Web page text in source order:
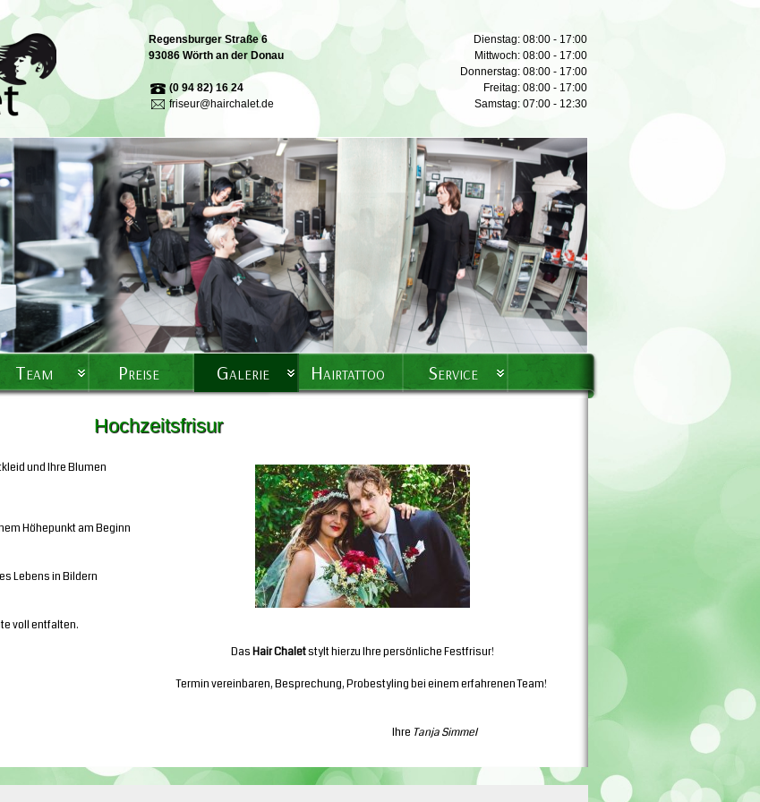
Regensburger Straße 6
93086 Wörth an der Donau
(0 94 82) 16 24
friseur@hairchalet.de
Dienstag: 08:00 - 17:00
Mittwoch: 08:00 - 17:00
Donnerstag: 08:00 - 17:00
Freitag: 08:00 - 17:00
Samstag: 07:00 - 12:30
Team Preise Galerie Hairtattoo Service
Hochzeitsfrisur
und Ihre Blumen
Höhepunkt am Beginn
Lebens in Bildern
voll entfalten.
DasHair Chaletstylt hierzu Ihre persönliche Festfrisur!
Termin vereinbaren, Besprechung, Probestyling bei einem erfahrenen Team!
Ihre Tanja Simmel